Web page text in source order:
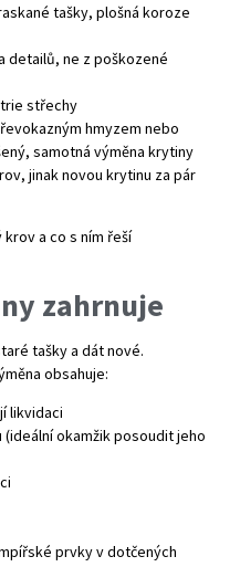
tašky, plošná koroze
detailů, ne z poškozené
střechy
hmyzem nebo
samotná výměna krytiny
jinak novou krytinu za pár
a co s ním řeší
zahrnuje
tašky a dát nové.
obsahuje:
likvidaci
okamžik posoudit jeho
prvky v dotčených